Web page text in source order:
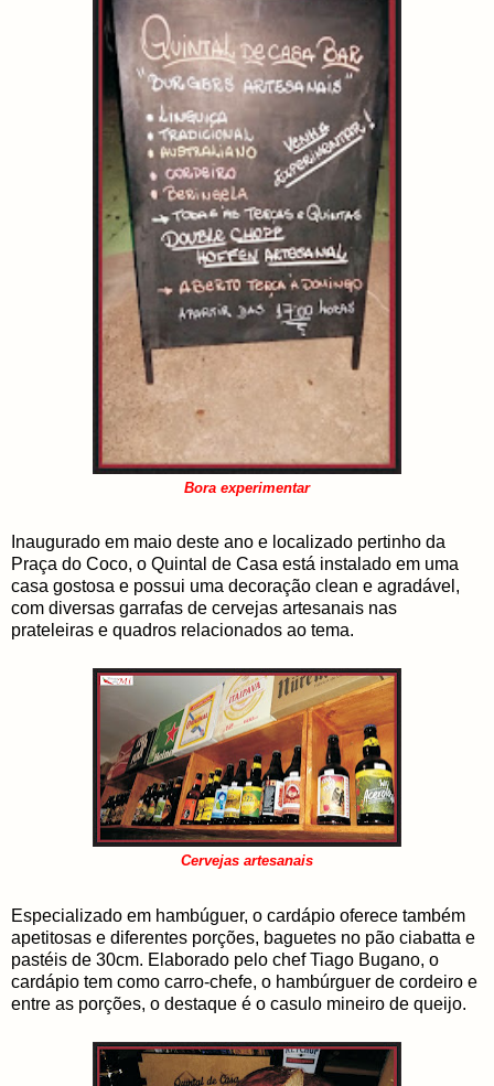
Bora experimentar
Inaugurado em maio deste ano e localizado pertinho da
Praça do Coco, o Quintal de Casa está instalado em uma
casa gostosa e possui uma decoração clean e agradável,
com diversas garrafas de cervejas artesanais nas
prateleiras e quadros relacionados ao tema.
Cervejas artesanais
Especializado em hambúguer, o cardápio oferece também
apetitosas e diferentes porções, baguetes no pão ciabatta e
pastéis de 30cm. Elaborado pelo chef Tiago Bugano, o
cardápio tem como carro-chefe, o hambúrguer de cordeiro e
entre as porções, o destaque é o casulo mineiro de queijo.